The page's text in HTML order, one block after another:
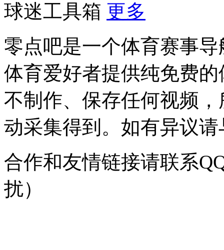
球迷工具箱 更多
零点吧是一个体育赛事
体育爱好者提供纯免费
不制作、保存任何视频
动采集得到。如有异议
合作和友情链接请联系
扰）